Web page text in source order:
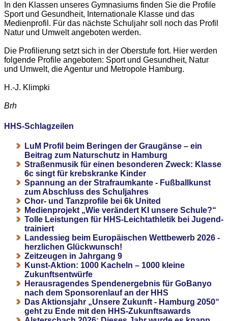
In den Klassen unseres Gymnasiums finden Sie die Profile
Sport und Gesundheit, Internationale Klasse und das
Medienprofil. Für das nächste Schuljahr soll noch das Profil
Natur und Umwelt angeboten werden.
Die Profilierung setzt sich in der Oberstufe fort. Hier werden
folgende Profile angeboten: Sport und Gesundheit, Natur
und Umwelt, die Agentur und Metropole Hamburg.
H.-J. Klimpki
Brh
HHS-Schlagzeilen
LuM Profil beim Beringen der Graugänse – ein
Beitrag zum Naturschutz in Hamburg
Straßenmusik für einen besonderen Zweck: Klasse
6c singt für krebskranke Kinder
Spannung an der Strafraumkante - Fußballkunst
zum Abschluss des Schuljahres
Chor- und Tanzprofile bei 6k United
Medienprojekt „Wie verändert KI unsere Schule?“
Tolle Leistungen für HHS-Leichtathletik bei Jugend-
trainiert
Landessieg beim Europäischen Wettbewerb 2026 -
herzlichen Glückwunsch!
Zeitzeugen in Jahrgang 9
Kunst-Aktion: 1000 Kacheln – 1000 kleine
Zukunftsentwürfe
Herausragendes Spendenergebnis für GoBanyo
nach dem Sponsorenlauf an der HHS
Das Aktionsjahr „Unsere Zukunft - Hamburg 2050“
geht zu Ende mit den HHS-Zukunftsawards